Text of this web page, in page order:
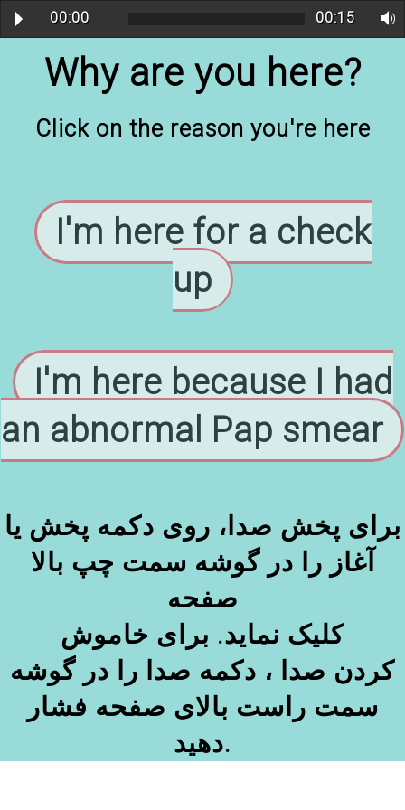
00:00 00:15
Why are you here?
Click on the reason you're here
I'm here for a check
up
I'm here because I had
an abnormal Pap smear
برای پخش صدا، روی دکمه پخش یا
آغاز را در گوشه سمت چپ بالا
صفحه
کلیک نماید. برای خاموش
کردن صدا ، دکمه صدا را در گوشه
سمت راست بالای صفحه فشار
دهید.